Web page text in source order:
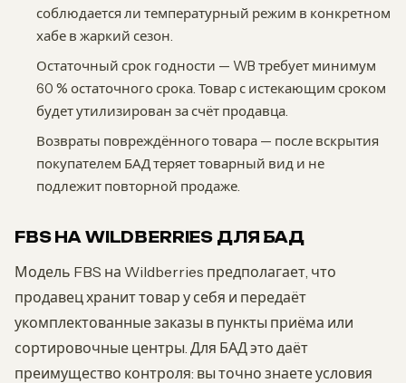
соблюдается ли температурный режим в конкретном
хабе в жаркий сезон.
Остаточный срок годности — WB требует минимум
60 % остаточного срока. Товар с истекающим сроком
будет утилизирован за счёт продавца.
Возвраты повреждённого товара — после вскрытия
покупателем БАД теряет товарный вид и не
подлежит повторной продаже.
FBS НА WILDBERRIES ДЛЯ БАД
Модель FBS на Wildberries предполагает, что
продавец хранит товар у себя и передаёт
укомплектованные заказы в пункты приёма или
сортировочные центры. Для БАД это даёт
преимущество контроля: вы точно знаете условия